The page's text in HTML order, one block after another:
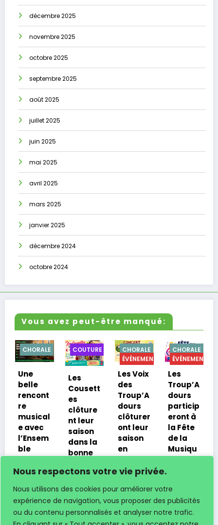
Nous respectons votre vie privée.
Nous utilisons des cookies pour améliorer votre
expérience de navigation, vous proposer des publicités
ou du contenu personnalisés et analyser notre trafic.
décembre 2025
novembre 2025
octobre 2025
septembre 2025
août 2025
juillet 2025
juin 2025
mai 2025
avril 2025
mars 2025
janvier 2025
décembre 2024
octobre 2024
Vous avez peut-être manqué:
COUTURE
Cousett
es
clôture
nt leur
saison
dans la
7 juillet
2026
CHORALE
ÉVÉNEMENTS
Les Voix
des
Troup’A
dours
clôturer
ont leur
saison
à Bas-
19 juin
2026
Xavier
CHORALE
ÉVÉNEMENTS
Les
Troup’A
dours
particip
eront à
la Fête
de la
Musiqu
Lacrab
juin
12 juin
2026
Xavier
de la
saison
pour
dours